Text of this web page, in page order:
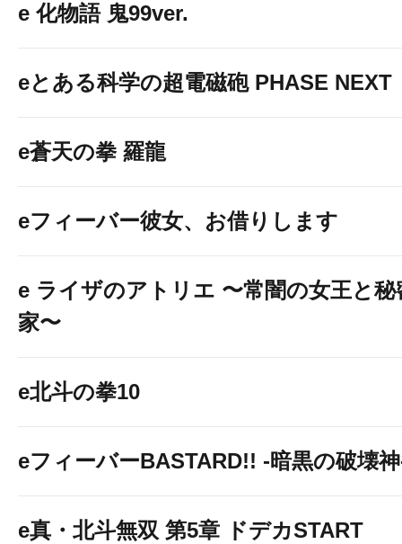
e 化物語 鬼99ver.
eとある科学の超電磁砲 PHASE NEXT
e蒼天の拳 羅龍
eフィーバー彼女、お借りします
e ライザのアトリエ 〜常闇の女王と秘
家〜
e北斗の拳10
eフィーバーBASTARD!! -暗黒の破壊
e真・北斗無双 第5章 ドデカSTART